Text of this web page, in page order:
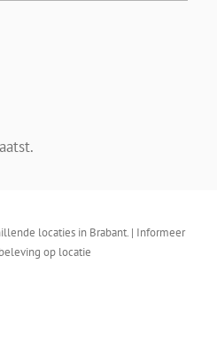
locaties in Brabant. | Informeer
op locatie